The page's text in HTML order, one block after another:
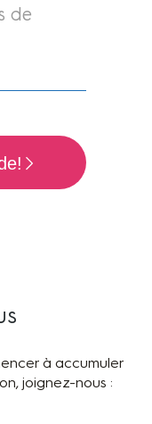
de
à accumuler
joignez-nous :